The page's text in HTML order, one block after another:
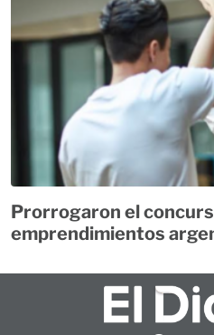
Prorrogaron el
emprendimientos